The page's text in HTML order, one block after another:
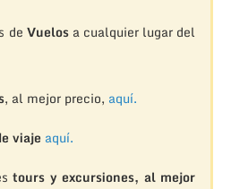
de Vuelosa cualquier lugar del
, al mejor precio, aquí.
viaje aquí.
tours y excursiones, al mejor